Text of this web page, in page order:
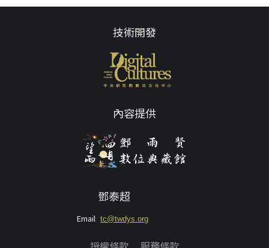
技術開發
內容提供
鄧泰超
Email tc@twdys.org